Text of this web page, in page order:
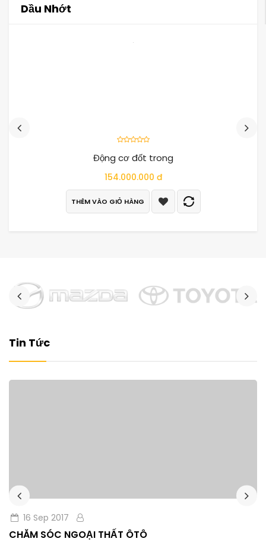
Dầu Nhớt
Động cơ đốt trong
154.000.000 đ
THÊM VÀO GIỎ HÀNG
Tin Tức
16 Sep 2017
CHĂM SÓC NGOẠI THẤT ÔTÔ